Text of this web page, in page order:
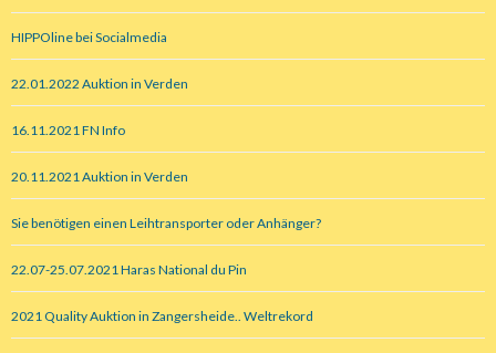
HIPPOline bei Socialmedia
22.01.2022 Auktion in Verden
16.11.2021 FN Info
20.11.2021 Auktion in Verden
Sie benötigen einen Leihtransporter oder Anhänger?
22.07-25.07.2021 Haras National du Pin
2021 Quality Auktion in Zangersheide.. Weltrekord